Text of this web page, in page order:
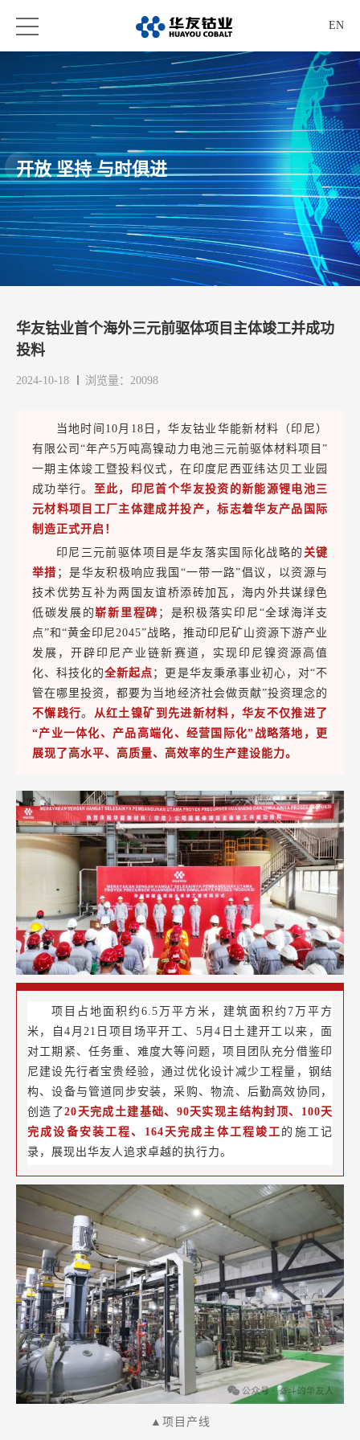
EN
开放 坚持 与时俱进
华友钴业首个海外三元前驱体项目主体竣工并成功
投料
2024-10-18 浏览量：20098
当地时间10月18日，华友钴业华能新材料（印尼）
有限公司“年产5万吨高镍动力电池三元前驱体材料项目”
一期主体竣工暨投料仪式，在印度尼西亚纬达贝工业园
成功举行。 至此，印尼首个华友投资的新能源锂电池三
元材料项目工厂主体建成并投产，标志着华友产品国际
制造正式开启！
印尼三元前驱体项目是华友落实国际化战略的 关键
举措 ；是华友积极响应我国“一带一路”倡议，以资源与
技术优势互补为两国友谊桥添砖加瓦，海内外共谋绿色
低碳发展的崭新里程碑 ；是积极落实印尼“全球海洋支
点”和“黄金印尼2045”战略，推动印尼矿山资源下游产业
发展，开辟印尼产业链新赛道，实现印尼镍资源高值
化、科技化的全新起点 ；更是华友秉承事业初心，对“不
管在哪里投资，都要为当地经济社会做贡献”投资理念的
不懈践行。 从红土镍矿到先进新材料，华友不仅推进了
“产业一体化、产品高端化、经营国际化”战略落地，更
展现了高水平、高质量、高效率的生产建设能力。
项目占地面积约6.5万平方米，建筑面积约7万平方
米，自4月21日项目场平开工、5月4日土建开工以来，面
对工期紧、任务重、难度大等问题，项目团队充分借鉴印
尼建设先行者宝贵经验，通过优化设计减少工程量，钢结
构、设备与管道同步安装，采购、物流、后勤高效协同，
创造了20天完成土建基础、90天实现主结构封顶、100天
完成设备安装工程、164天完成主体工程竣工 的施工记
录，展现出华友人追求卓越的执行力。
▲项目产线